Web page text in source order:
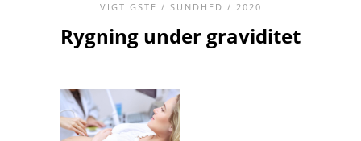
VIGTIGSTE / SUNDHED / 2020
Rygning under graviditet